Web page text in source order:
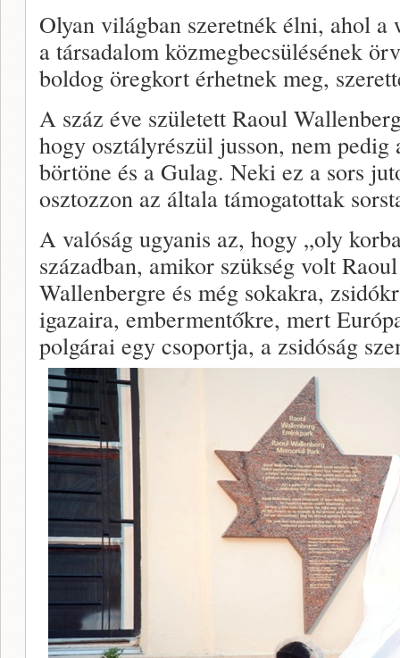
Olyan világban szeretnék élni, ahol
a társadalom közmegbecsülésének
boldog öregkort érhetnek meg,
A száz éve született Raoul
hogy osztályrészül jusson, nem
börtöne és a Gulag. Neki ez a sors
osztozzon az általa támogatottak
A valóság ugyanis az, hogy „oly
században, amikor szükség volt
Wallenbergre és még sokakra,
igazaira, embermentőkre, mert
polgárai egy csoportja, a zsidóság